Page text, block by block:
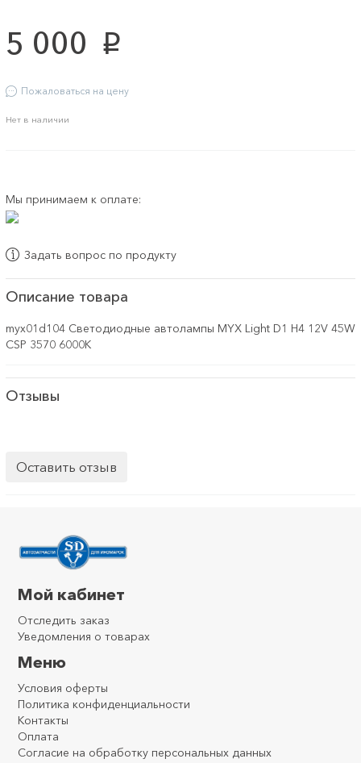
5 000 p
Пожаловаться на цену
Нет в наличии
Мы принимаем к оплате:
Задать вопрос по продукту
Описание товара
myx01d104 Светодиодные автолампы MYX Light D1 H4 12V 45W
CSP 3570 6000K
Отзывы
Оставить отзыв
Мой кабинет
Отследить заказ
Уведомления о товарах
Меню
Условия оферты
Политика конфиденциальности
Контакты
Оплата
Согласие на обработку персональных данных